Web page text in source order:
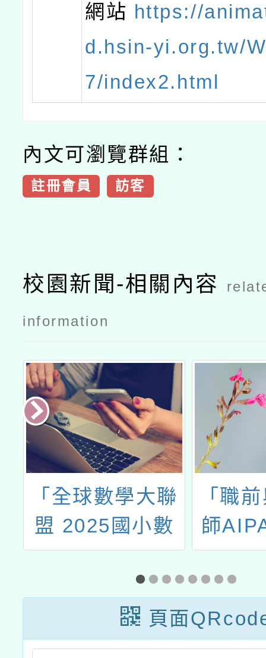
網站 https://
d.hsin-yi.org.tw/
7/index2.html
內文可瀏覽群組：
註冊會員 訪客
校園新聞-相關內容
information
「全球數學大聯
盟 2025國小數
學檢定暨測驗
TMT4/5 &
AML4/5」
「職
師
推動
提升
「
頁面